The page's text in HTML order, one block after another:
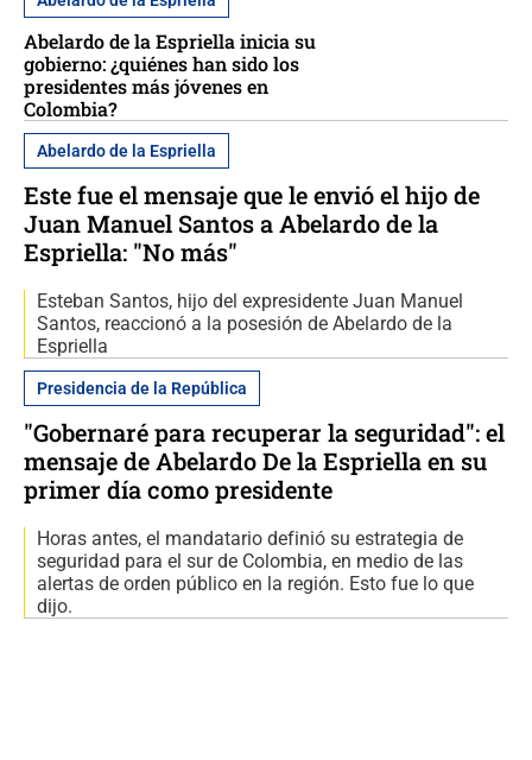
Abelardo de la Espriella inicia su
gobierno: ¿quiénes han sido los
presidentes más jóvenes en
Colombia?
Abelardo de la Espriella
Este fue el mensaje que le envió el hijo de
Juan Manuel Santos a Abelardo de la
Espriella: "No más"
Esteban Santos, hijo del expresidente Juan Manuel
Santos, reaccionó a la posesión de Abelardo de la
Espriella
Presidencia de la República
"Gobernaré para recuperar la seguridad": el
mensaje de Abelardo De la Espriella en su
primer día como presidente
Horas antes, el mandatario definió su estrategia de
seguridad para el sur de Colombia, en medio de las
alertas de orden público en la región. Esto fue lo que
dijo.